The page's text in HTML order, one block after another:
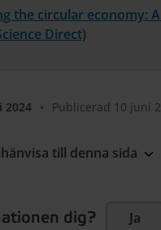
the circular economy:
Direct)
2024 • Publicerad 10 juni
till denna sida
dig? Ja